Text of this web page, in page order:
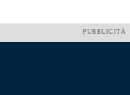
PUBBLICITÀ